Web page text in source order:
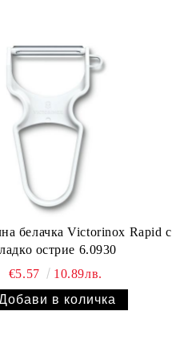
белачка Victorinox Rapid с
гладко острие 6.0930
€5.57
10.89лв.